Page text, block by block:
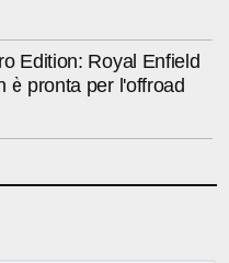
Edition: Royal Enfield
è pronta per l'offroad